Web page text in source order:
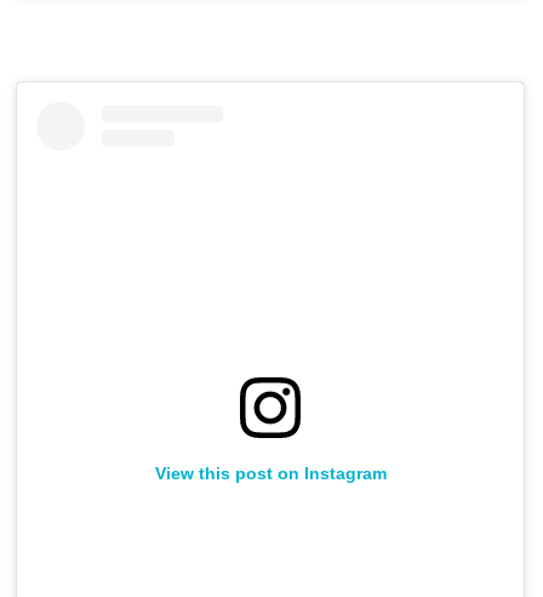
View this post on Instagram